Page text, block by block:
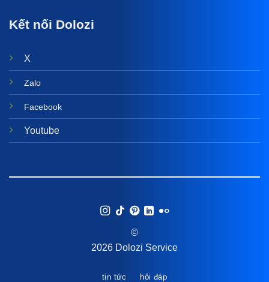
Kết nối Dolozi
X
Zalo
Facebook
Youtube
©
2026 Dolozi Service
tin tức hỏi đáp